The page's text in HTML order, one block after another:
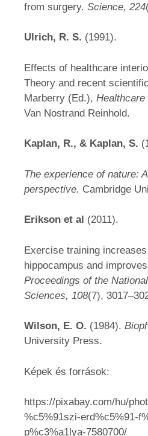
from surgery. Science, 224
Ulrich, R. S. (1991).
Effects of healthcare
Theory and recent
Marberry (Ed.), Healthcare
Van Nostrand Reinhold.
Kaplan, R., & Kaplan, S.
The experience of nature:
perspective. Cambridge
Erikson et al (2011).
Exercise training
hippocampus and
Proceedings of the
Sciences, 108(7),
Wilson, E. O. (1984).
University Press.
Képek és források:
https://pixabay.com/hu/
%c5%91szi-erd%c5%91-
p%c3%a1lya-7580700/